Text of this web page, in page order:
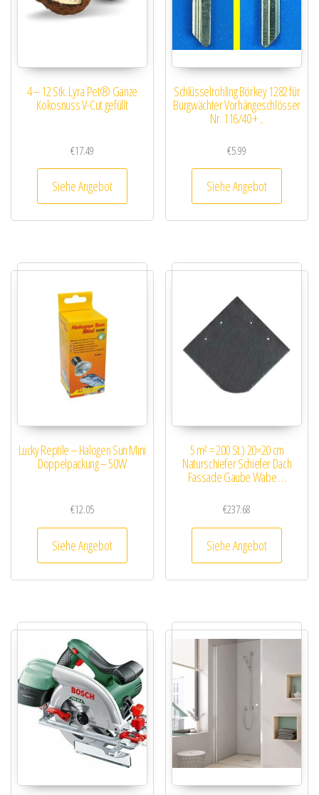
4 – 12 Stk. Lyra Pet® Ganze
Kokosnuss V-Cut gefüllt
€17.49
Siehe Angebot
Schlüsselrohling Börkey 1282 für
Burgwächter Vorhängeschlösser
Nr. 116/40 + ..
€5.99
Siehe Angebot
Lucky Reptile – Halogen Sun Mini
Doppelpackung – 50W
€12.05
Siehe Angebot
5 m² = 200 St.) 20×20 cm
Naturschiefer Schiefer Dach
Fassade Gaube Wabe …
€237.68
Siehe Angebot